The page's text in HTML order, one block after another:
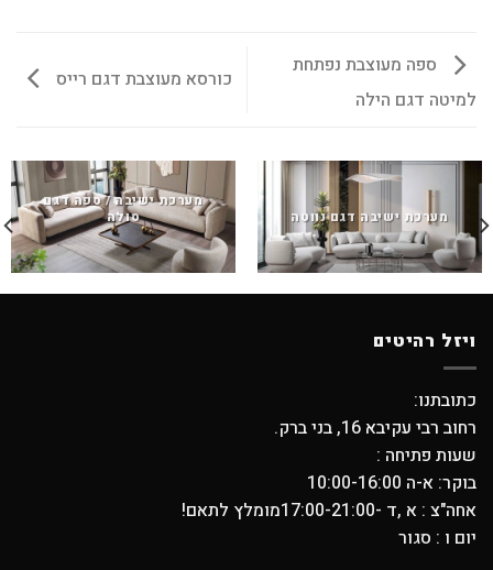
ספה מעוצבת נפתחת
למיטה דגם הילה
כורסא מעוצבת דגם רייס
מערכת ישיבה דגם נווטה
מערכת ישיבה / ספה דגם
סולה
ויזל רהיטים
כתובתנו:
רחוב רבי עקיבא 16, בני ברק.
שעות פתיחה :
בוקר: א-ה 10:00-16:00
אחה"צ : א ,ד -17:00-21:00מומלץ לתאם!
יום ו : סגור